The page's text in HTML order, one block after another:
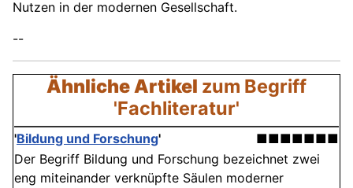
Nutzen in der modernen Gesellschaft.
--
Ähnliche Artikel zum Begriff
'Fachliteratur'
'Bildung und Forschung'
■■■■■■■
Der Begriff Bildung und Forschung bezeichnet zwei
eng miteinander verknüpfte Säulen moderner